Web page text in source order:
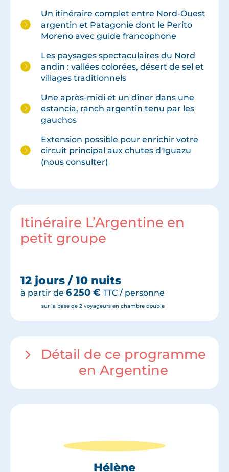
Un itinéraire complet entre Nord-Ouest
argentin et Patagonie dont le Perito
Moreno avec guide francophone
Les paysages spectaculaires du Nord
andin : vallées colorées, désert de sel et
villages traditionnels
Une après-midi et un dîner dans une
estancia, ranch argentin tenu par les
gauchos
Extension possible pour enrichir votre
circuit principal aux chutes d'Iguazu
(nous consulter)
Itinéraire L’Argentine en
petit groupe
12 jours / 10 nuits
à partir de 6 250 € TTC / personne
sur la base de 2 voyageurs en chambre double
Détail de ce programme
en Argentine
Hélène